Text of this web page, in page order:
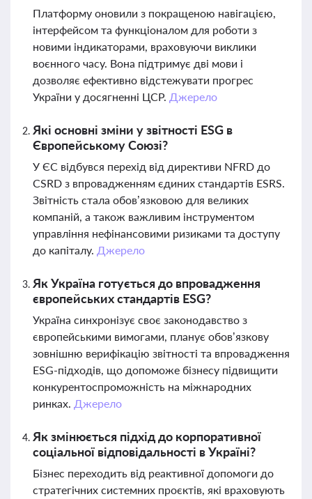
Платформу оновили з покращеною навігацією,
інтерфейсом та функціоналом для роботи з
новими індикаторами, враховуючи виклики
воєнного часу. Вона підтримує дві мови і
дозволяє ефективно відстежувати прогрес
України у досягненні ЦСР. Джерело
Які основні зміни у звітності ESG в
Європейському Союзі?
У ЄС відбувся перехід від директиви NFRD до
CSRD з впровадженням єдиних стандартів ESRS.
Звітність стала обов’язковою для великих
компаній, а також важливим інструментом
управління нефінансовими ризиками та доступу
до капіталу. Джерело
Як Україна готується до впровадження
європейських стандартів ESG?
Україна синхронізує своє законодавство з
європейськими вимогами, планує обов’язкову
зовнішню верифікацію звітності та впровадження
ESG-підходів, що допоможе бізнесу підвищити
конкурентоспроможність на міжнародних
ринках. Джерело
Як змінюється підхід до корпоративної
соціальної відповідальності в Україні?
Бізнес переходить від реактивної допомоги до
стратегічних системних проєктів, які враховують